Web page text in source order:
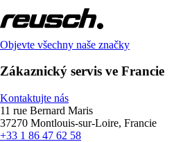
Objevte všechny naše značky
Zákaznický servis ve Francie
Kontaktujte nás
11 rue Bernard Maris
37270 Montlouis-sur-Loire, Francie
+33 1 86 47 62 58